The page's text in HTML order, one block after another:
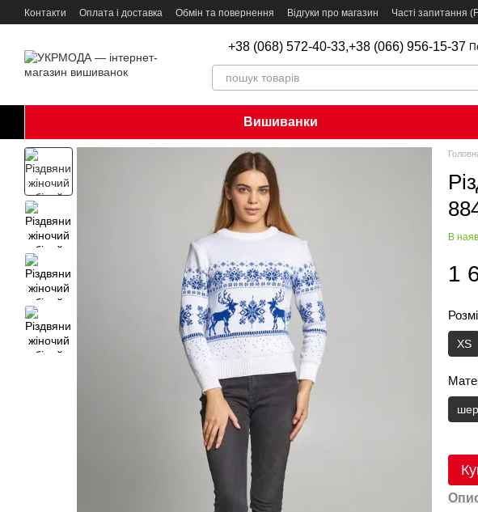
Перейти до основного контенту
Контакти Оплата і доставка Обмін та повернення Відгуки про магазин Часті запитання
+38 (068) 572-40-33,+38 (066) 956-15-37
Вишиванки
В
1
XS